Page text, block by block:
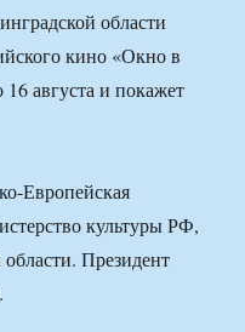
области
кино «Окно в
августа и покажет
Европейская
культуры РФ,
Президент